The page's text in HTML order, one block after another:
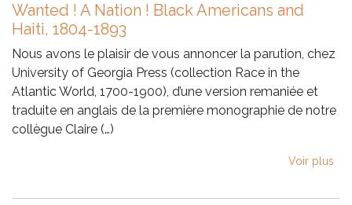
Wanted ! A Nation ! Black Americans and
Haiti, 1804-1893
Nous avons le plaisir de vous annoncer la parution, chez
University of Georgia Press (collection Race in the
Atlantic World, 1700-1900), d’une version remaniée et
traduite en anglais de la première monographie de notre
collègue Claire (…)
Voir plus